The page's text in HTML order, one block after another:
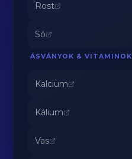
Rost
Só
ÁSVÁNYOK & VITAMINOK
Kalcium
Kálium
Vas